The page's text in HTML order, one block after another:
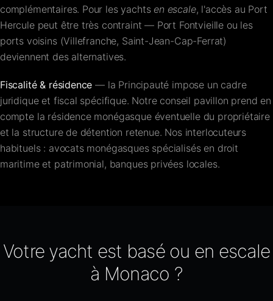
complémentaires. Pour les yachts en escale, l'accès au Port
Hercule peut être très contraint — Port Fontvieille ou les
ports voisins (Villefranche, Saint-Jean-Cap-Ferrat)
deviennent des alternatives.
Fiscalité & résidence — la Principauté impose un cadre
juridique et fiscal spécifique. Notre conseil pavillon prend en
compte la résidence monégasque éventuelle du propriétaire
et la structure de détention retenue. Nos interlocuteurs
habituels : avocats monégasques spécialisés en droit
maritime et patrimonial, banques privées locales.
Votre yacht est basé ou en escale
à Monaco ?